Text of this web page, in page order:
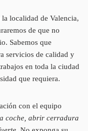
localidad de Valencia,
de que no
Sabemos que
servicios de calidad y
en toda la ciudad
que requiera.
con el equipo
coche, abrir cerradura